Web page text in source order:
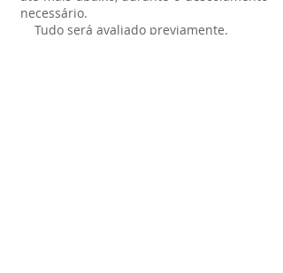
necessário.
Tudo será avaliado previamente.